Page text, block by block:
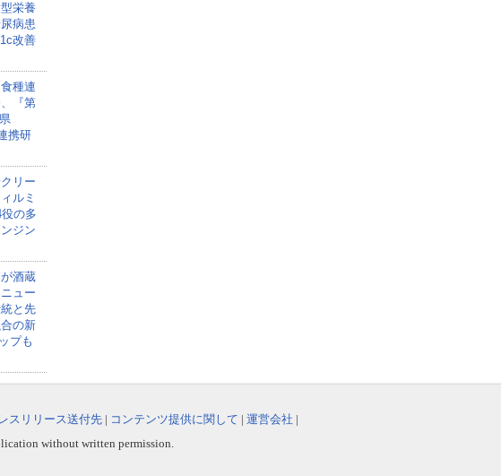
栄養
病患
改善
種連
『第
携研
リー
ルミ
の多
ジン
酒蔵
ュー
と先
の新
プも
スリリース送付先 | コンテンツ提供に関して | 運営会社 |
without written permission.